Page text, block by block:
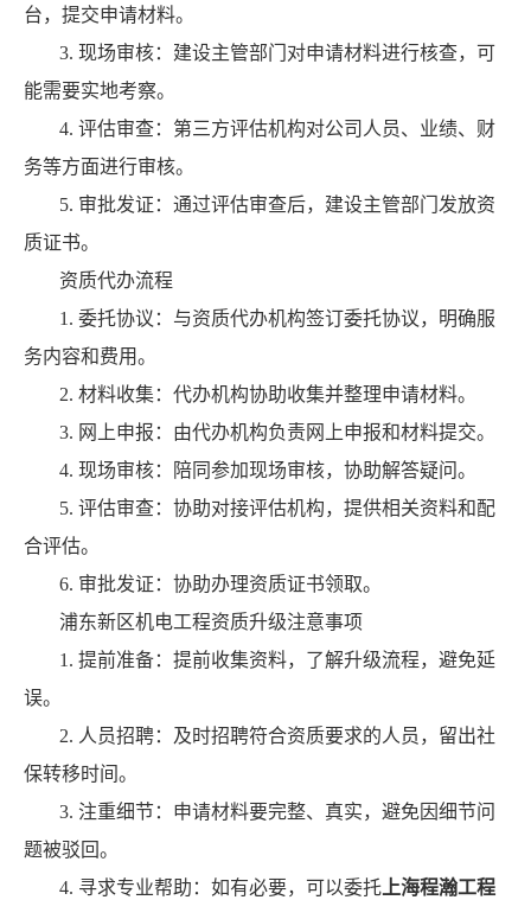
台，提交申请材料。
3. 现场审核：建设主管部门对申请材料进行核查，可
能需要实地考察。
4. 评估审查：第三方评估机构对公司人员、业绩、财
务等方面进行审核。
5. 审批发证：通过评估审查后，建设主管部门发放资
质证书。
资质代办流程
1. 委托协议：与资质代办机构签订委托协议，明确服
务内容和费用。
2. 材料收集：代办机构协助收集并整理申请材料。
3. 网上申报：由代办机构负责网上申报和材料提交。
4. 现场审核：陪同参加现场审核，协助解答疑问。
5. 评估审查：协助对接评估机构，提供相关资料和配
合评估。
6. 审批发证：协助办理资质证书领取。
浦东新区机电工程资质升级注意事项
1. 提前准备：提前收集资料，了解升级流程，避免延
误。
2. 人员招聘：及时招聘符合资质要求的人员，留出社
保转移时间。
3. 注重细节：申请材料要完整、真实，避免因细节问
题被驳回。
4. 寻求专业帮助：如有必要，可以委托 上海程瀚工程